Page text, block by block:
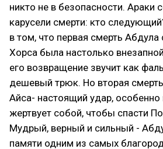
никто не в безопасности. Араки
карусели смерти: кто
в том, что первая смерть Абдула
Хорса была настолько
его возвращение звучит как
дешевый трюк. Но вторая
Айса- настоящий удар, особенно
жертвует собой, чтобы спасти
Мудрый, верный и сильный -
памяти одним из самых